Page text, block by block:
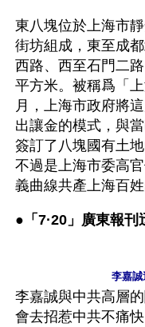
東八塊位於上海市
街坊組成，東至成
西路、西至石門二
平方米。被稱爲「
月，上海市政府將
出讓金的模式，與
簽訂了八塊國有土
不過是上海市委高
義曲線共產上海百
● 「7·20」廣東報
李嘉誠
李嘉誠與中共高層
會去招惹中共不痛